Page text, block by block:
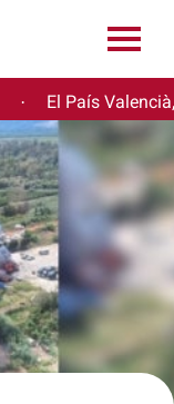
· El País